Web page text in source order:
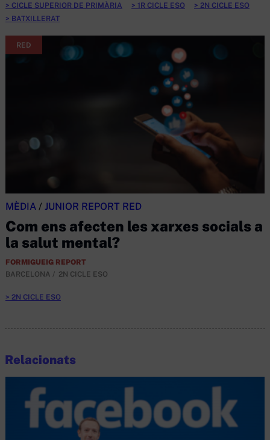
CICLE SUPERIOR DE PRIMÀRIA 1R CICLE ESO
2N CICLE ESO
BATXILLERAT
RED
MÈDIA / JUNIOR REPORT RED
Com ens afecten les xarxes socials a
la salut mental?
FORMIGUEIG REPORT
BARCELONA
2N CICLE ESO
2N CICLE ESO
Relacionats